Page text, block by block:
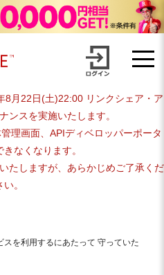
エイトサービス
たって 守ってい
法令｜確定申告
月22日(土)22:00 リンクシェア・ア
ンスを実施いたします。
理画面、APIディベロッパーポータ
なくなります。
たしますが、あらかじめご了承くだ
い。
を利用するにあたって 守っていた